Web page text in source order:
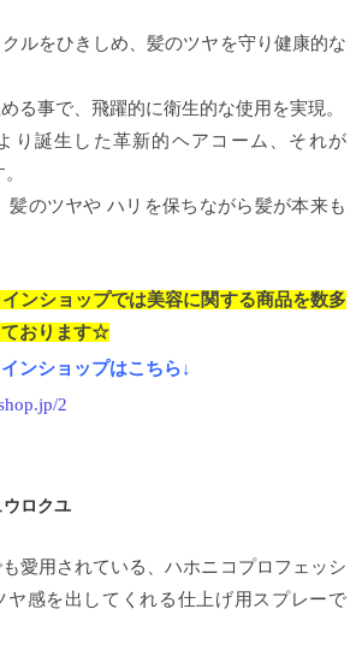
ルをひきしめ、髪のツヤを守り健康的な
る事で、飛躍的に衛生的な使用を実現。
り誕生した革新的ヘアコーム、それが
髪のツヤや ハリを保ちながら髪が本来も
ンショップでは美容に関する商品を数多
ております☆
ンショップはこちら↓
2
ロクユ
愛用されている、ハホニコプロフェッシ
ヤ感を出してくれる仕上げ用スプレーで